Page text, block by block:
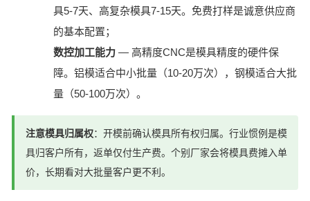
具5-7天、高复杂模具7-15天。免费打样是诚意供应商
的基本配置；
数控加工能力 — 高精度CNC是模具精度的硬件保
障。铝模适合中小批量（10-20万次），钢模适合大批
量（50-100万次）。
注意模具归属权：开模前确认模具所有权归属。行业惯例是模
具归客户所有，返单仅付生产费。个别厂家会将模具费摊入单
价，长期看对大批量客户更不利。